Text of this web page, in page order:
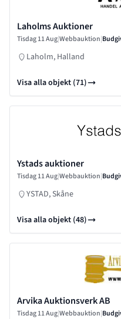
Laholms Auktioner
Tisdag 11 Aug|Webbauktion|
Laholm, Halland
Visa alla objekt (71)
Ystads auktioner
Tisdag 11 Aug|Webbauktion|
YSTAD, Skåne
Visa alla objekt (48)
Arvika Auktionsverk AB
Tisdag 11 Aug|Webbauktion|